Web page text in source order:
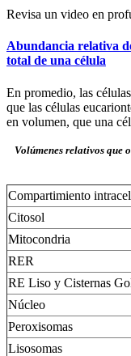
Revisa un video en
Abundancia relativa
total de una célula
En promedio, las
que las células
en volumen, que una
Volúmenes relativos que
Compartimiento
Citosol
Mitocondria
RER
RE Liso y Cisternas
Núcleo
Peroxisomas
Lisosomas